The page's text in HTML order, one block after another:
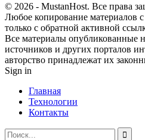
© 2026 - MustanHost. Все права
Любое копирование материалов с
только с обратной активной
Все материалы опубликованные
источников и других порталов
авторство принадлежат их
Sign in
Главная
Технологии
Контакты